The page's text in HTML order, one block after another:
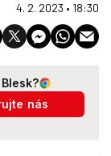
4. 2. 2023 • 18:30
nás